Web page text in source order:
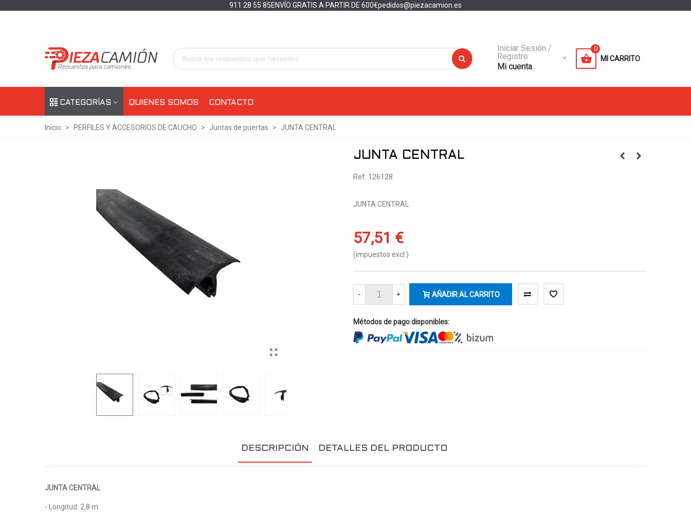
911 28 55 85ENVÍO GRATIS A PARTIR DE 600€pedidos@piezacamion.es
Iniciar Sesión /
Registro
Mi cuenta
0
MI CARRITO
CATEGORÍAS QUIENES SOMOS CONTACTO
Inicio > PERFILES Y ACCESORIOS DE CAUCHO > Juntas de puertas > JUNTA CENTRAL
JUNTA CENTRAL
Ref: 126128
JUNTA CENTRAL
57,51 €
(impuestos excl.)
- + AÑADIR AL CARRITO
Métodos de pago disponibles:
DESCRIPCIÓN DETALLES DEL PRODUCTO
JUNTA CENTRAL
- Longitud: 2,8 m.